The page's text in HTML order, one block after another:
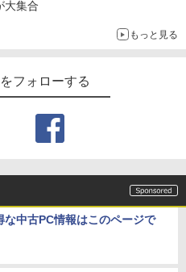
大集合
もっと見る
フォローする
な中古PC情報はこのページで